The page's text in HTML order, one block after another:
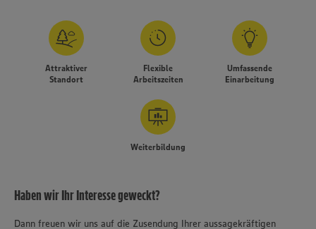
Attraktiver
Standort
Flexible
Arbeitszeiten
Umfassende
Einarbeitung
Weiterbildung
Haben wir Ihr Interesse geweckt?
Dann freuen wir uns auf die Zusendung Ihrer aussagekräftigen